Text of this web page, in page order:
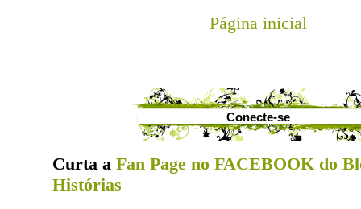
Página inicial
Conecte-se
Curta a Fan Page no FACEBOOK do
Histórias